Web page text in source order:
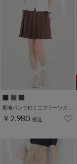
￥2,980 税込